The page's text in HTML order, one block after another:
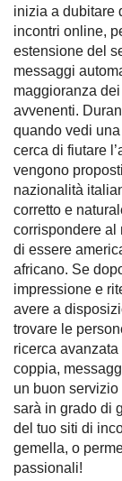
inizia a dubitare
incontri online,
estensione del
messaggi
maggioranza
avvenenti.
quando vedi
cerca di fiutare
vengono
nazionalità
corretto e
corrispondere al
di essere
africano. Se
impressione e
avere a
trovare le
ricerca
coppia,
un buon
sarà in grado di
del tuo siti di
gemella, o
passionali!